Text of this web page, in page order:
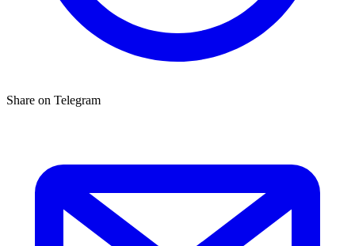
Share on Telegram